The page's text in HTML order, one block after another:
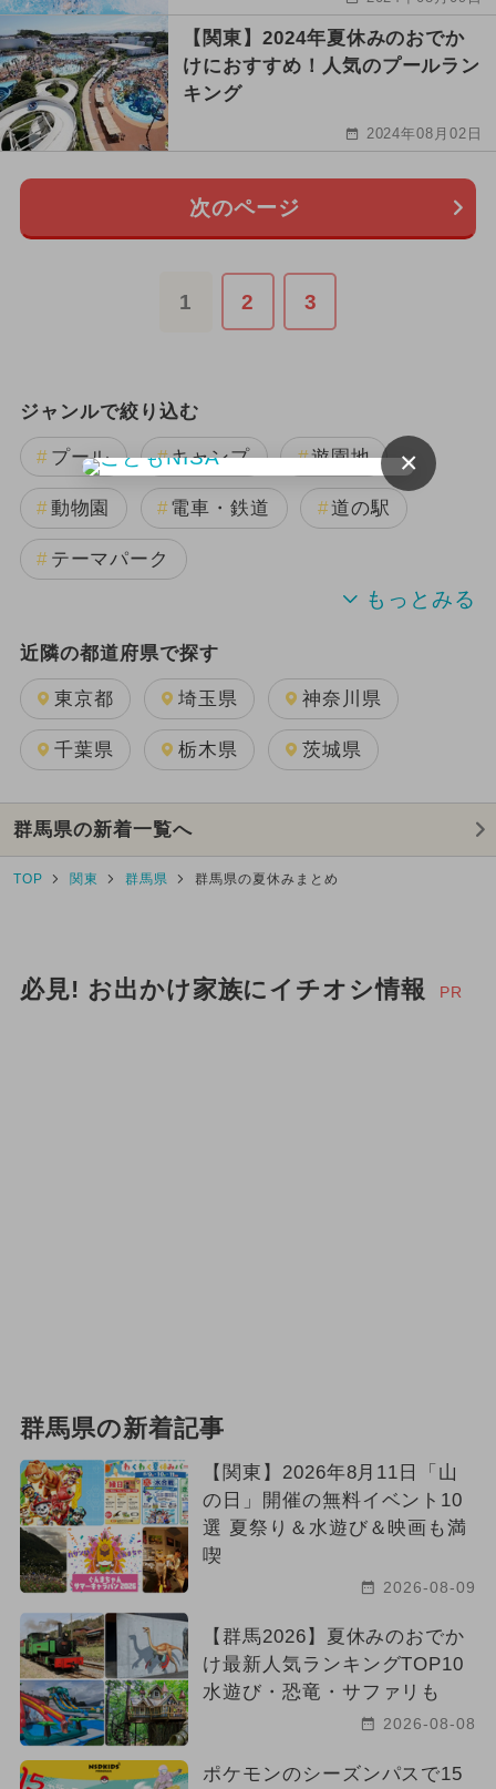
【関東】2024年夏休みのおでか
けにおすすめ！人気のプールラン
キング
2024年08月02日
次のページ
1 2 3
ジャンルで絞り込む
プール キャンプ 遊園地
動物園 電車・鉄道 道の駅
テーマパーク
温泉・スパ 公園
BBQ(バーベキュー) アスレチック
水族館 博物館
近隣の都道府県で探す
東京都 埼玉県 神奈川県
千葉県 栃木県 茨城県
群馬県の新着一覧へ
TOP 関東 群馬県 群馬県の夏休みまとめ
必見! お出かけ家族にイチオシ情報 PR
群馬県の新着記事
【関東】2026年8月11日「山
の日」開催の無料イベント10
選 夏祭り＆水遊び＆映画も満
喫
2026-08-09
【群馬2026】夏休みのおでか
け最新人気ランキングTOP10
水遊び・恐竜・サファリも
2026-08-08
ポケモンのシーズンパスで15
×